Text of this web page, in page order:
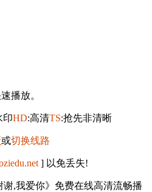
播放。
印HD:高清TS:抢先非清晰
或切换线路
] 以免丢失!
,我爱你》免费在线高清流畅播